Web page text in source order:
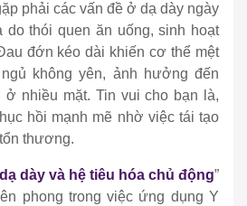
phải các vấn đề ở dạ dày ngày
do thói quen ăn uống, sinh hoạt
đớn kéo dài khiến cơ thể mệt
không yên, ảnh hưởng đến
nhiều mặt. Tin vui cho bạn là,
hồi mạnh mẽ nhờ việc tái tạo
thương.
dày và hệ tiêu hóa chủ động”
phong trong việc ứng dụng Y